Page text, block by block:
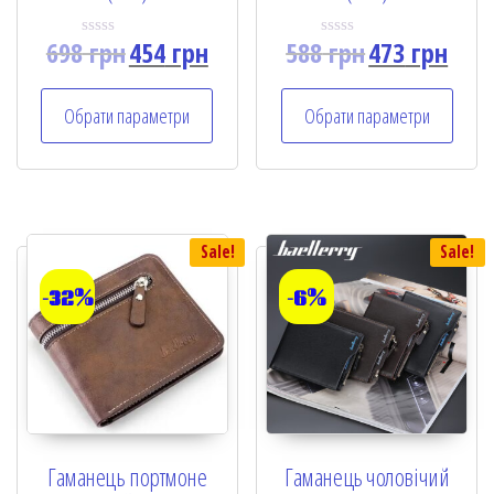
R
a
d
0
o
u
5
698грн454грн
Обрати параметри
R
d
0
o
u
5
588грн473 грн
Обрати параметри
Sale!
-32%
Гаманець портмоне
Sale!
-6%
Гаманець чоловічий